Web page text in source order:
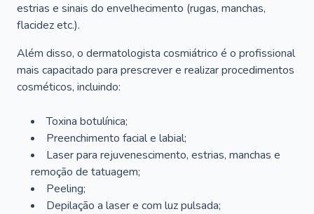
estrias e sinais do envelhecimento (rugas, manchas,
flacidez etc.).
Além disso, o dermatologista cosmiátrico é o profissional
mais capacitado para prescrever e realizar procedimentos
cosméticos, incluindo:
Toxina botulínica;
Preenchimento facial e labial;
Laser para rejuvenescimento, estrias, manchas e
remoção de tatuagem;
Peeling;
Depilação a laser e com luz pulsada;